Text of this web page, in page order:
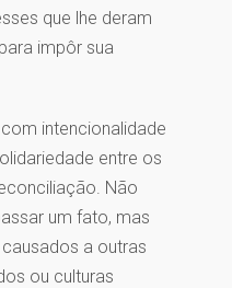
que lhe deram
impôr sua
intencionalidade
entre os
Não
um fato, mas
a outras
ou culturas